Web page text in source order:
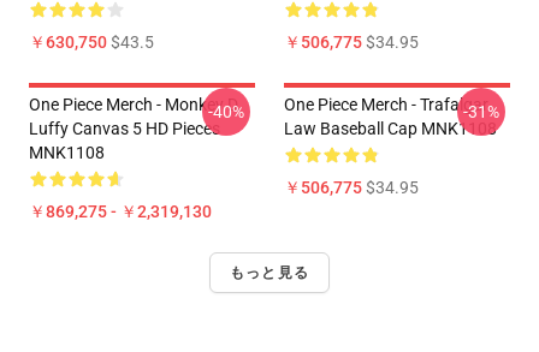
￥630,750$43.5 ￥506,775$34.95
One Piece Merch - Monkey D.
Luffy Canvas 5 HD Pieces
MNK1108
￥869,275 - ￥2,319,130
-40%
One Piece Merch - Trafalgar
Law Baseball Cap MNK1108
￥506,775$34.95
-31%
もっと見る